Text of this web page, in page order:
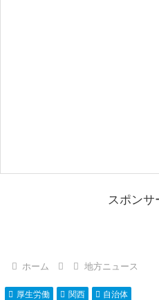
スポンサ
ホーム 地方ニュース
厚生労働 関西 自治体